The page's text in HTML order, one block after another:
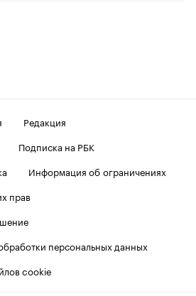
Редакция
Подписка на РБК
Информация об ограничениях
прав
персональных данных
cookie